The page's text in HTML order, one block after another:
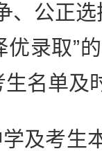
、公正
优录取”
生名单及
考生本